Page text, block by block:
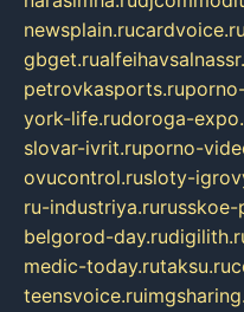
newsplain.rucardvoice.ru
gbget.ru
petrovkasports.ru
york-life.rudoroga-
slovar-ivrit.ruporno-
ovucontrol.rusloty-
ru-industriya.ru
belgorod-day.ru
medic-today.rutaksu.ru
teensvoice.ru